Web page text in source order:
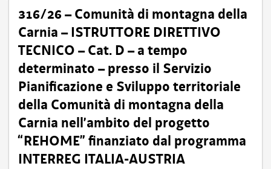
316/26 – Comunità di montagna della
Carnia – ISTRUTTORE DIRETTIVO
TECNICO – Cat. D – a tempo
determinato – presso il Servizio
Pianificazione e Sviluppo territoriale
della Comunità di montagna della
Carnia nell’ambito del progetto
“REHOME” finanziato dal programma
INTERREG ITALIA-AUSTRIA